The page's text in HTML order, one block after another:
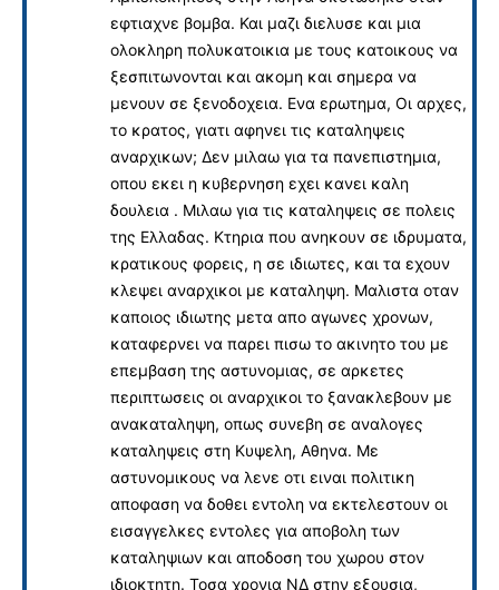
εφτιαχνε βομβα. Και μαζι διελυσε και μια
ολοκληρη πολυκατοικια με τους κατοικους να
ξεσπιτωνονται και ακομη και σημερα να
μενουν σε ξενοδοχεια. Ενα ερωτημα, Οι αρχες,
το κρατος, γιατι αφηνει τις καταληψεις
αναρχικων; Δεν μιλαω για τα πανεπιστημια,
οπου εκει η κυβερνηση εχει κανει καλη
δουλεια . Μιλαω για τις καταληψεις σε πολεις
της Ελλαδας. Κτηρια που ανηκουν σε ιδρυματα,
κρατικους φορεις, η σε ιδιωτες, και τα εχουν
κλεψει αναρχικοι με καταληψη. Μαλιστα οταν
καποιος ιδιωτης μετα απο αγωνες χρονων,
καταφερνει να παρει πισω το ακινητο του με
επεμβαση της αστυνομιας, σε αρκετες
περιπτωσεις οι αναρχικοι το ξανακλεβουν με
ανακαταληψη, οπως συνεβη σε αναλογες
καταληψεις στη Κυψελη, Αθηνα. Με
αστυνομικους να λενε οτι ειναι πολιτικη
αποφαση να δοθει εντολη να εκτελεστουν οι
εισαγγελκες εντολες για αποβολη των
καταληψιων και αποδοση του χωρου στον
ιδιοκτητη. Τοσα χρονια ΝΔ στην εξουσια,